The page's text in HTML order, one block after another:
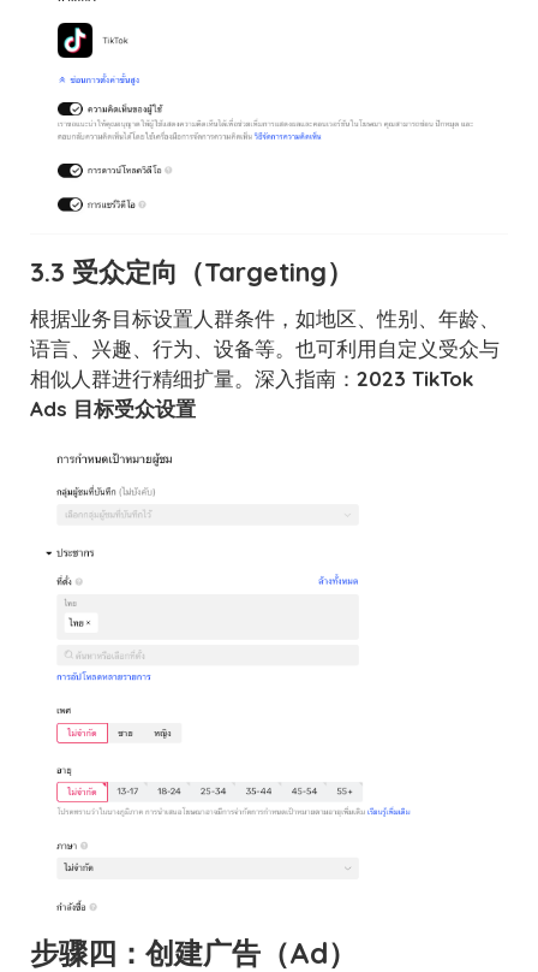
3.3 受众定向（Targeting）
根据业务目标设置人群条件，如地区、性别、年龄、
语言、兴趣、行为、设备等。也可利用自定义受众与
相似人群进行精细扩量。深入指南： 2023 TikTok
Ads 目标受众设置
步骤四：创建广告（Ad）